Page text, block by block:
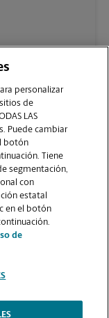
personalizar
de
LAS
Puede cambiar
botón
Tiene
segmentación,
con
estatal
en el botón
de